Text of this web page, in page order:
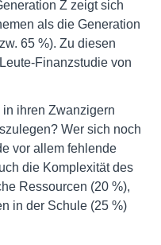
Z zeigt sich
als die Generation
65 %). Zu diesen
Finanzstudie von
ihren Zwanzigern
Wer sich noch
vor allem fehlende
die Komplexität des
Ressourcen (20 %),
in der Schule (25 %)